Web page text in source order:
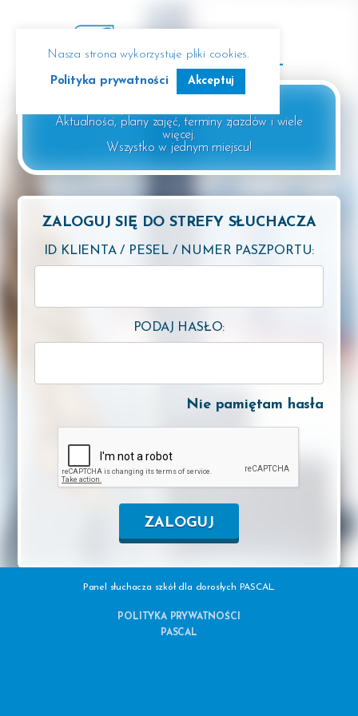
Aktualności, plany zajęć, terminy zjazdów i wiele
więcej.
Wszystko w jednym miejscu!
ZALOGUJ SIĘ DO STREFY SŁUCHACZA
ID KLIENTA / PESEL / NUMER PASZPORTU:
PODAJ HASŁO:
Nie pamiętam hasła
Panel słuchacza szkół dla dorosłych PASCAL.
POLITYKA PRYWATNOŚCI
PASCAL
Nasza strona wykorzystuje pliki cookies.
Polityka prywatności Akceptuj